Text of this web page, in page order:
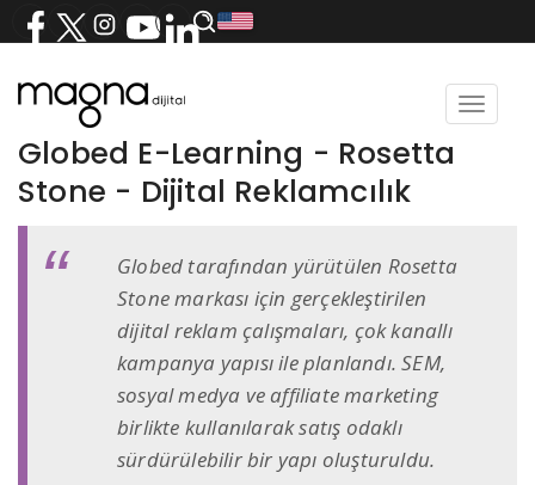
Toggle
Globed E-Learning - Rosetta
Stone - Dijital Reklamcılık
Globed tarafından yürütülen Rosetta
Stone markası için gerçekleştirilen
dijital reklam çalışmaları, çok kanallı
kampanya yapısı ile planlandı. SEM,
sosyal medya ve affiliate marketing
birlikte kullanılarak satış odaklı
sürdürülebilir bir yapı oluşturuldu.